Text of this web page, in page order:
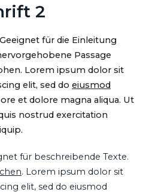
2
für die Einleitung
Passage
Lorem ipsum dolor sit
elit, sed do eiusmod
et dolore magna aliqua. Ut
nostrud exercitation
für beschreibende Texte.
. Lorem ipsum dolor sit
elit, sed do eiusmod